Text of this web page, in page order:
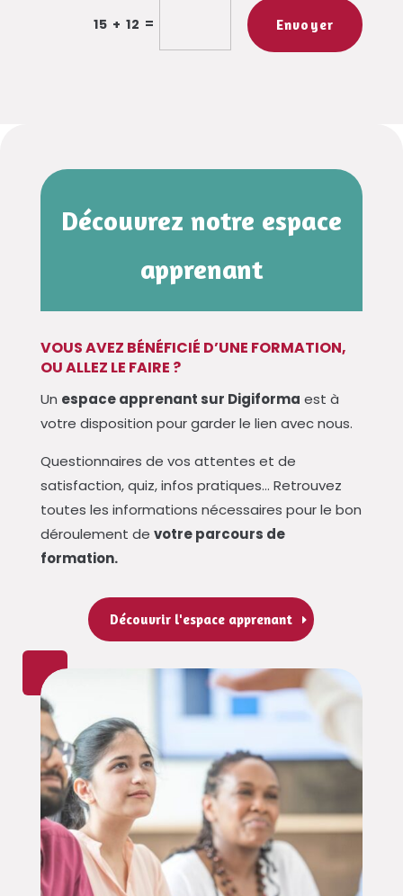
15 + 12 = Envoyer
Découvrez notre espace
apprenant
VOUS AVEZ BÉNÉFICIÉ D’UNE FORMATION,
OU ALLEZ LE FAIRE ?
Un espace apprenant sur Digiforma est à
votre disposition pour garder le lien avec nous.
Questionnaires de vos attentes et de
satisfaction, quiz, infos pratiques… Retrouvez
toutes les informations nécessaires pour le bon
déroulement de votre parcours de
formation.
Découvrir l'espace apprenant